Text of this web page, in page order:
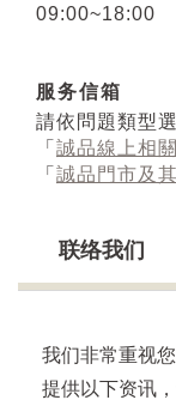
09:00~18:00
服务信箱
請依問題類型選
「 誠品線上相
「 誠品門市及
联络我们
我们非常重视
提供以下资讯